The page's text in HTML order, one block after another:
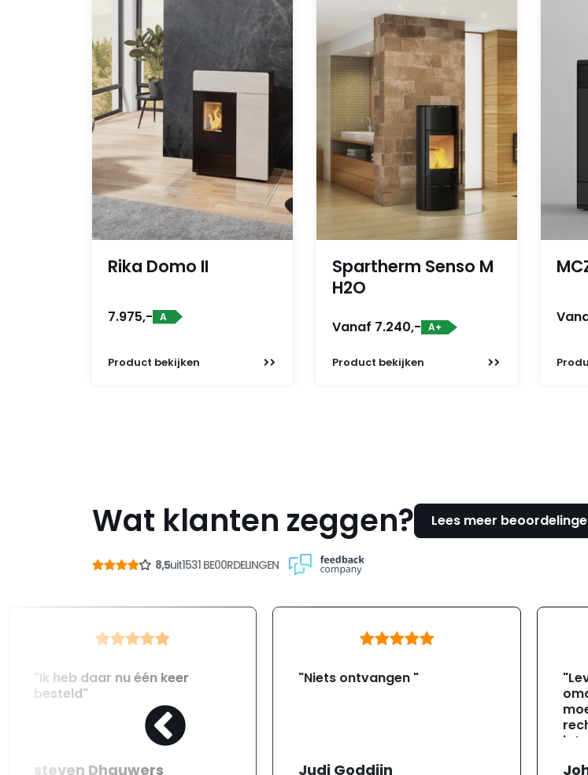
Rika Domo II
7.975,- A
Product bekijken
Spartherm Senso M
H2O
Vanaf 7.240,- A+
Product bekijken
Wat klanten zeggen? Lees meer
8,5uit1531 BE00RDELINGEN
"Ik heb daar nu één keer
besteld"
steven Dhauwers
"Niets ontvangen "
Judi Goddijn